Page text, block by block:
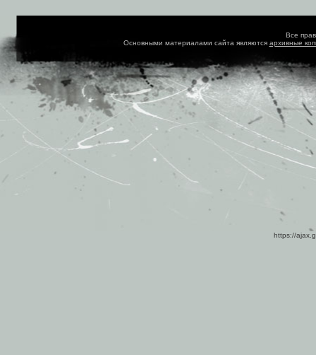
Все
Основными материалами сайта являются архивные
https://